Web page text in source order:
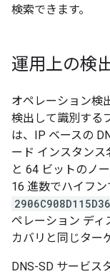
検索できます。
運用上の検
オペレーション検
検出して識別する
は、IP ベースの
ード インスタン
と 64 ビットのノ
16 進数でハイフ
ペレーション ディ
カバリと同じター
DNS-SD サービス